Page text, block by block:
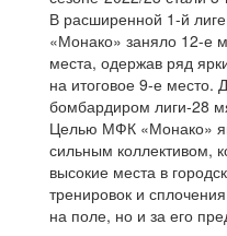
В расширенной 1-й
«Монако» заняло 12-е
места, одержав ряд
на итоговое 9-е место.
бомбардиром лиги-28
Целью МФК «Монако»
сильным коллективом,
высокие места в
тренировок и
на поле, но и за его